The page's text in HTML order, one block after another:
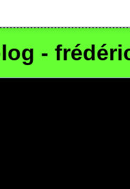
-